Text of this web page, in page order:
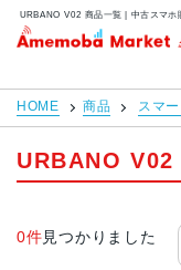
アメモバマーケット
HOME 商品 スマ
URBANO V02
0件見つかりました